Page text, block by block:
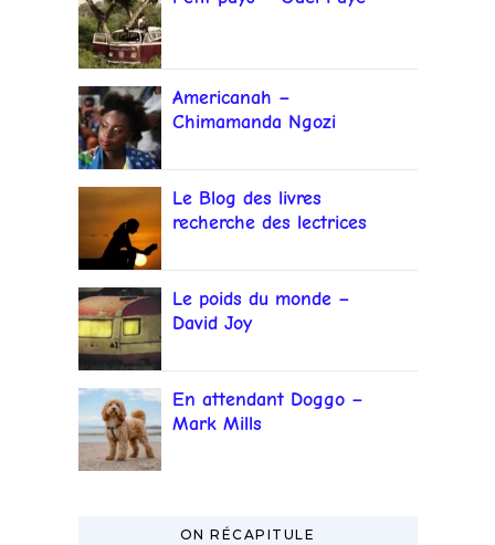
Americanah –
Chimamanda Ngozi
Le Blog des livres
recherche des lectrices
Le poids du monde –
David Joy
En attendant Doggo –
Mark Mills
ON RÉCAPITULE